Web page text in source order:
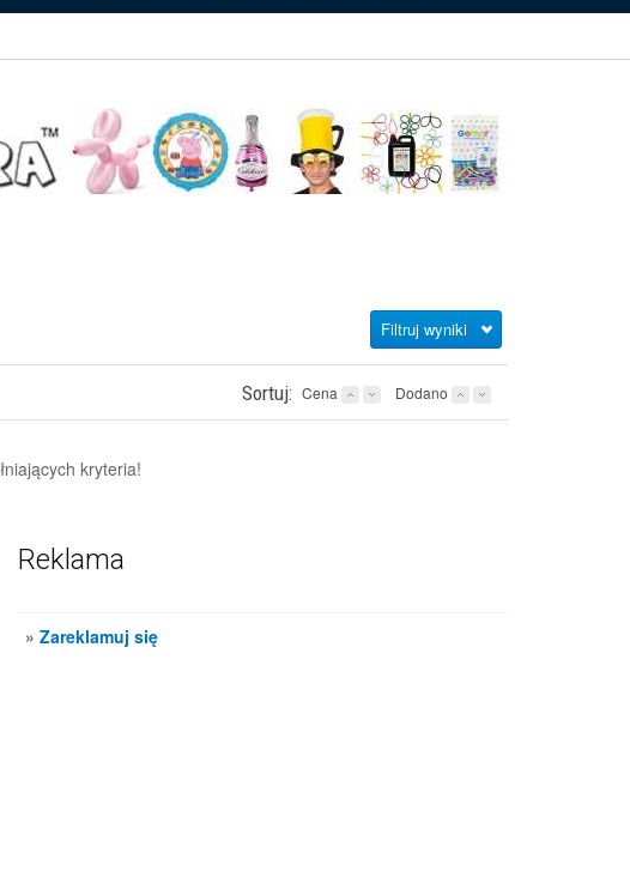
Filtruj wyniki
Sortuj: Cena Dodano
kryteria!
Reklama
»Zareklamuj się